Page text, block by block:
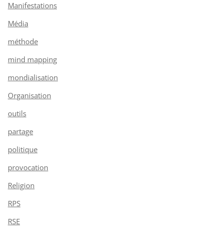
Manifestations
Média
méthode
mind mapping
mondialisation
Organisation
outils
partage
politique
provocation
Religion
RPS
RSE